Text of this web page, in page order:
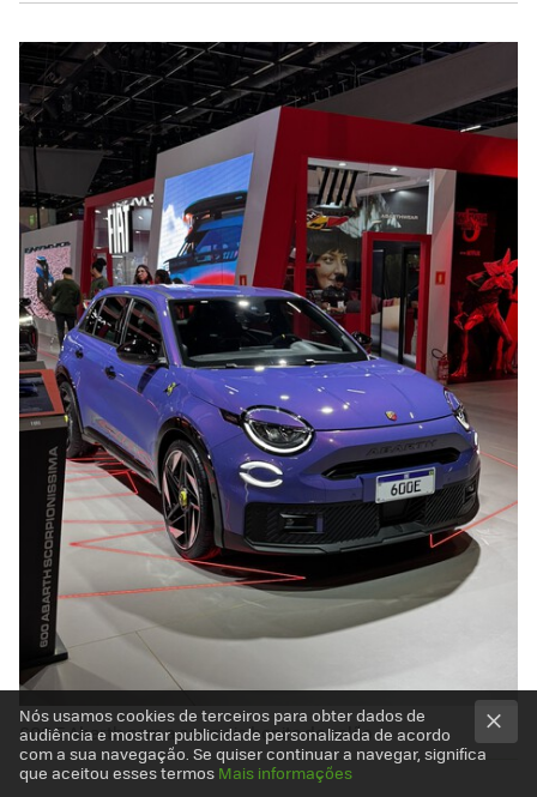
600 E Abarth com a cor mais bonita do salão
Nós usamos cookies de terceiros para obter dados de
audiência e mostrar publicidade personalizada de acordo
com a sua navegação. Se quiser continuar a navegar, significa
que aceitou esses termos Mais informações